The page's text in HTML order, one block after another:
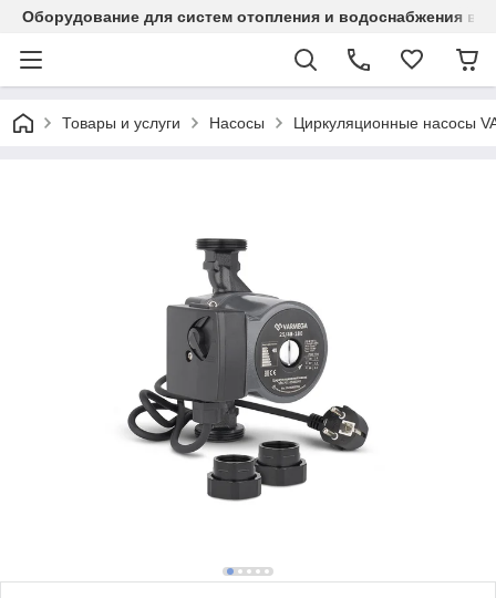
Оборудование для систем отопления и водоснабжения в
Товары и услуги Насосы Циркуляционные насосы